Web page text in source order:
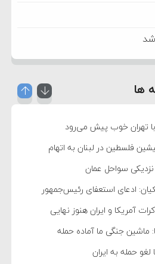
ها
تهران خوب پیش می‌رود
فلسطین در لبنان به اتهام
نزدیکی سواحل عمان
ادعای استعفای رئیس‌جمهور
است
آمریکا و ایران هنوز نهایی
ماشین جنگی ما آماده حمله
استحمله به ایران